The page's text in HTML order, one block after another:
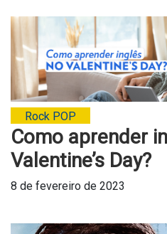
Rock POP
Como aprender
Valentine’s Day?
8 de fevereiro de 2023